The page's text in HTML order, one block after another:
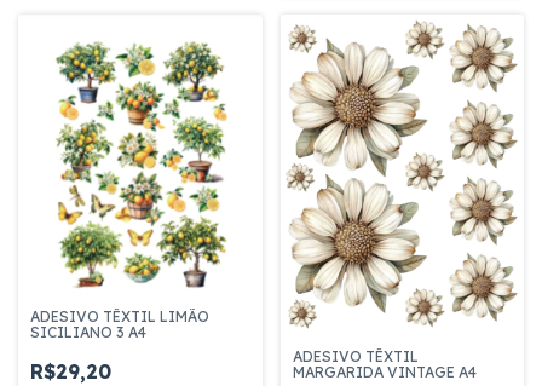
ADESIVO TÊXTIL LIMÃO
SICILIANO 3 A4
R$29,20
ADESIVO TÊXTIL
MARGARIDA VINTAGE A4